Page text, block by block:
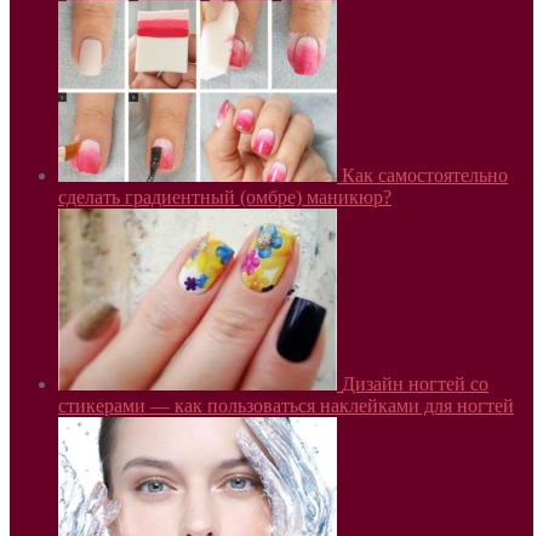
Как самостоятельно
сделать градиентный (омбре) маникюр?
Дизайн ногтей со
стикерами — как пользоваться наклейками для ногтей